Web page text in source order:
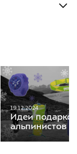
19.12.2024
Идеи
альпинистов